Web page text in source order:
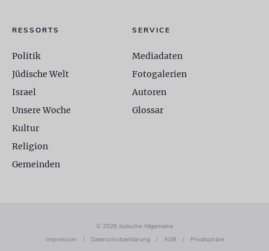
RESSORTS
Politik
Jüdische Welt
Israel
Unsere Woche
Kultur
Religion
Gemeinden
SERVICE
Mediadaten
Fotogalerien
Autoren
Glossar
© 2026 Jüdische Allgemeine
Impressum
/ Datenschutzerklärung / AGB / Privatsphäre